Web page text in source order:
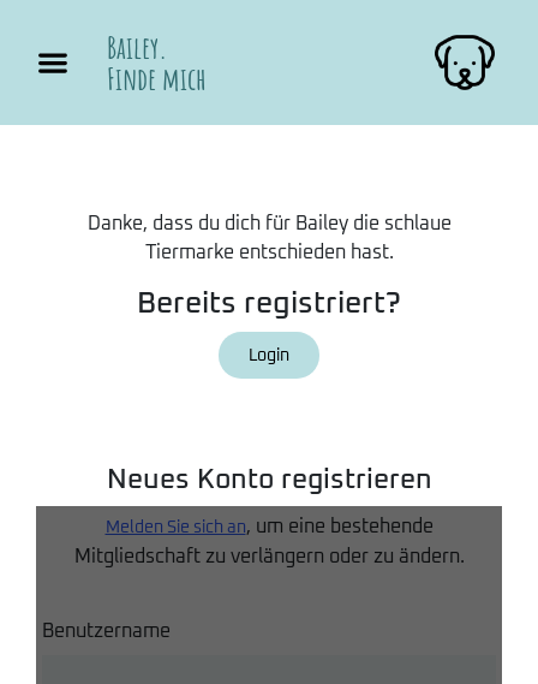
Bailey.
Finde mich
Danke, dass du dich für Bailey die schlaue
Tiermarke entschieden hast.
Bereits registriert?
Login
Neues Konto registrieren
Melden Sie sich an, um eine bestehende
Mitgliedschaft zu verlängern oder zu ändern.
Benutzername